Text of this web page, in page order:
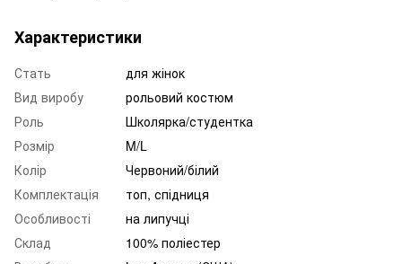
Характеристики
Стать
для жінок
Вид виробу
рольовий костюм
Роль
Школярка/студентка
Розмір
M/L
Колір
Червоний/білий
Комплектація
топ, спідниця
Особливості
на липучці
Склад
100% поліестер